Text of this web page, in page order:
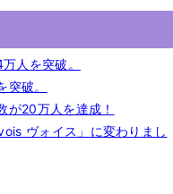
人を突破。
破。
20万人を達成！
ヴォイス」に変わりまし